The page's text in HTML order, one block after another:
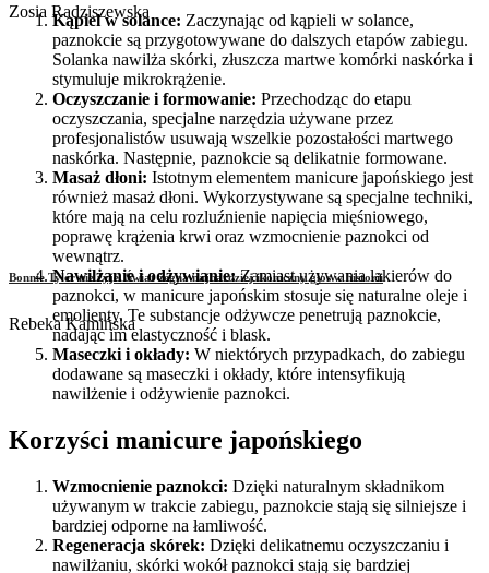
Zosia Radziszewska
Bonnie Tyler nie żyje. Świat żegna najbardziej ikoniczny głos w historii
Rebeka Kamińska
Kąpiel w solance: Zaczynając od kąpieli w solance,
paznokcie są przygotowywane do dalszych etapów zabiegu.
Solanka nawilża skórki, złuszcza martwe komórki naskórka i
stymuluje mikrokrążenie.
Oczyszczanie i formowanie: Przechodząc do etapu
oczyszczania, specjalne narzędzia używane przez
profesjonalistów usuwają wszelkie pozostałości martwego
naskórka. Następnie, paznokcie są delikatnie formowane.
Masaż dłoni: Istotnym elementem manicure japońskiego jest
również masaż dłoni. Wykorzystywane są specjalne techniki,
które mają na celu rozluźnienie napięcia mięśniowego,
poprawę krążenia krwi oraz wzmocnienie paznokci od
wewnątrz.
Nawilżanie i odżywianie:Zamiast używania lakierów do
paznokci, w manicure japońskim stosuje się naturalne oleje i
emolienty. Te substancje odżywcze penetrują paznokcie,
nadając im elastyczność i blask.
Maseczki i okłady: W niektórych przypadkach, do zabiegu
dodawane są maseczki i okłady, które intensyfikują
nawilżenie i odżywienie paznokci.
Korzyści manicure japońskiego
Wzmocnienie paznokci: Dzięki naturalnym składnikom
używanym w trakcie zabiegu, paznokcie stają się silniejsze i
bardziej odporne na łamliwość.
Regeneracja skórek: Dzięki delikatnemu oczyszczaniu i
nawilżaniu, skórki wokół paznokci stają się bardziej